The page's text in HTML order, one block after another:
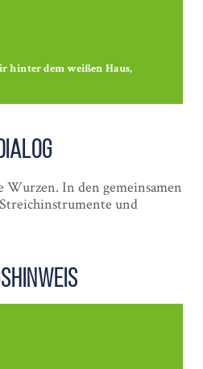
hinter dem weißen Haus,
Wurzen. In den gemeinsamen
und